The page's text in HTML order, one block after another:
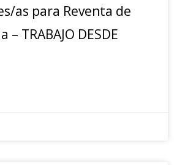
as para Reventa de
TRABAJO DESDE